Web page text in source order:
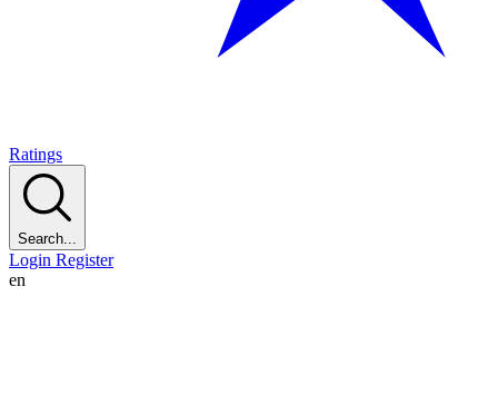
Ratings
Search...
Login Register
en